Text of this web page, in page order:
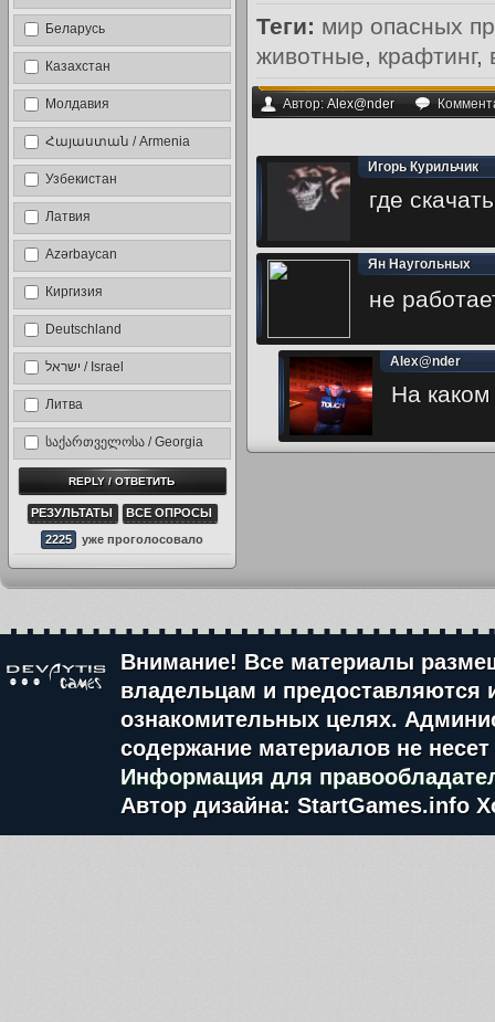
Теги: мир опасных
животные, крафтинг,
Автор:Alex@nder
Игорь Курильчик
где скачать
Ян Наугольных
не
Alex@nder
На
Беларусь
Казахстан
Молдавия
Հայաստան / Armenia
Узбекистан
Латвия
Azərbaycan
Киргизия
Deutschland
ישראל / Israel
Литва
საქართველოსა / Georgia
РЕЗУЛЬТАТЫ
ВСЕ ОПРОСЫ
2225
уже проголосовало
Внимание! Все материалы
владельцам и предоставляются
ознакомительных целях.
содержание материалов не
Информация для
Автор дизайна: StartGames.info